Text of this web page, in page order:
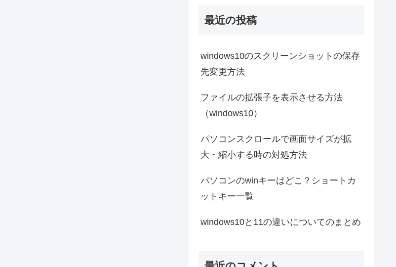
最近の投稿
windows10のスクリーンショットの保存
先変更方法
ファイルの拡張子を表示させる方法
（windows10）
パソコンスクロールで画面サイズが拡
大・縮小する時の対処方法
パソコンのwinキーはどこ？ショートカ
ットキー一覧
windows10と11の違いについてのまとめ